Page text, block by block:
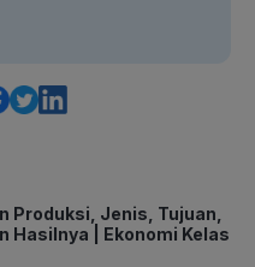
Produksi, Jenis, Tujuan,
Hasilnya | Ekonomi Kelas